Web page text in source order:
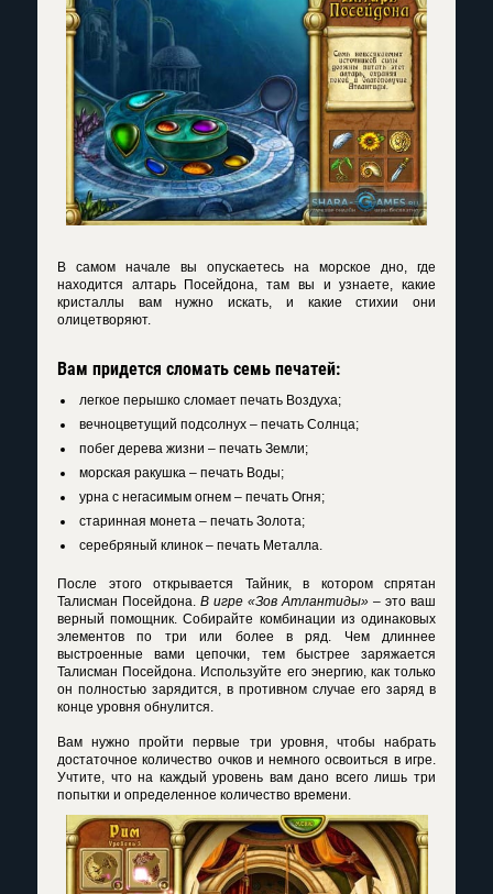
В самом начале вы опускаетесь на морское дно, где
находится алтарь Посейдона, там вы и узнаете, какие
кристаллы вам нужно искать, и какие стихии они
олицетворяют.
Вам придется сломать семь печатей:
легкое перышко сломает печать Воздуха;
вечноцветущий подсолнух – печать Солнца;
побег дерева жизни – печать Земли;
морская ракушка – печать Воды;
урна с негасимым огнем – печать Огня;
старинная монета – печать Золота;
серебряный клинок – печать Металла.
После этого открывается Тайник, в котором спрятан
Талисман Посейдона. В игре «Зов Атлантиды» – это ваш
верный помощник. Собирайте комбинации из одинаковых
элементов по три или более в ряд. Чем длиннее
выстроенные вами цепочки, тем быстрее заряжается
Талисман Посейдона. Используйте его энергию, как только
он полностью зарядится, в противном случае его заряд в
конце уровня обнулится.
Вам нужно пройти первые три уровня, чтобы набрать
достаточное количество очков и немного освоиться в игре.
Учтите, что на каждый уровень вам дано всего лишь три
попытки и определенное количество времени.